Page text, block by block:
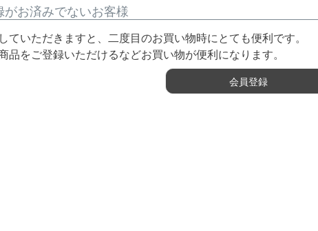
がお済みでないお客様
ていただきますと、二度目のお買い物時にとても便利です。
品をご登録いただけるなどお買い物が便利になります。
会員登録